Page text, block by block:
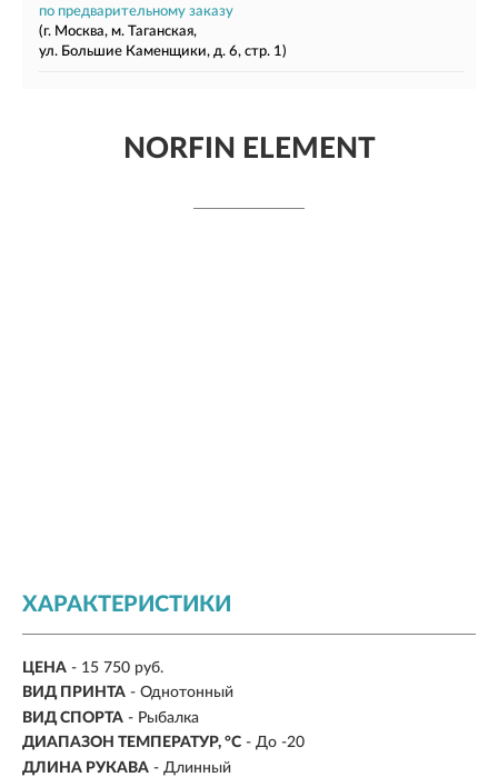
по предварительному заказу
(г. Москва, м. Таганская,
ул. Большие Каменщики, д. 6, стр. 1)
NORFIN ELEMENT
ХАРАКТЕРИСТИКИ
ЦЕНА - 15 750 руб.
ВИД ПРИНТА - Однотонный
ВИД СПОРТА - Рыбалка
ДИАПАЗОН ТЕМПЕРАТУР, °С - До -20
ДЛИНА РУКАВА - Длинный